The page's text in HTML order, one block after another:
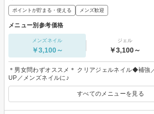
ポイントが貯まる・使える メンズ歓迎
メニュー別参考価格
メンズネイル
￥3,100～
ジェル
￥3,100～
＊男女問わずオススメ＊ クリアジェルネイル◆補強
UP／メンズネイルに♪
すべてのメニューを見る